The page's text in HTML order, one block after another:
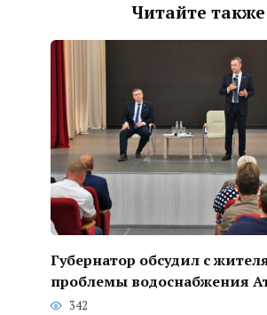
Читайте также
Губернатор обсудил с
проблемы водоснабжения
342